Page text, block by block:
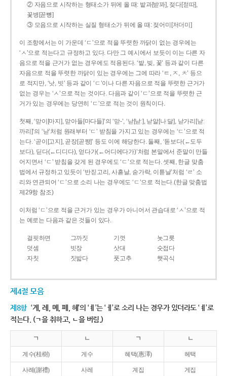
② 자음으로 시작하는 형태소가 뒤에 올 때: 밭과[받꽈], 젖다[젇따],
꽃병[꼳뼝]
③ 모음으로 시작하는 실질 형태소가 뒤에 올 때: 젖어미[저더미]
이 조항에서는 이 가운데 ‘ㄷ’으로 적을 뚜렷한 까닭이 없는 경우에는
‘ㅅ’으로 적는다고 규정하고 있다. 다만 그 예시에서 보듯이 이는 다른 자
음으로 적을 근거가 없는 경우에도 적용된다. ‘밭, 빚, 꽃’ 등과 같이 다른
자음으로 적을 뚜렷한 까닭이 있는 경우에는 그에 따라 ‘ㅌ, ㅈ, ㅊ’ 등으
로 적지만, ‘낫, 빗’ 등과 같이 ‘ㄷ’이나 다른 자음으로 적을 뚜렷한 근거가
없는 경우는 ‘ㅅ’으로 적는 것이다. 다음과 같이 ‘ㄷ’으로 적을 뚜렷한 근
거가 있는 경우에는 당연히 ‘ㄷ’으로 적는 것이 원칙이다.
첫째, ‘맏이[마지], 맏아들[마다들]’의 ‘맏-’, ‘낟[낟ː], 낟알[나ː달], 낟가리[낟ː
까리]’의 ‘낟’처럼 원래부터 ‘ㄷ’ 받침을 가지고 있는 경우에는 ‘ㄷ’으로 적
는다. ‘곧이[고지], 곧장[곧짱]’ 등도 이에 해당한다. 둘째, ‘돋보다(←도두
보다), 딛다(←디디다), 얻다가(←어디에다가)’처럼 본말에서 준말이 만들
어지면서 ‘ㄷ’ 받침을 갖게 된 경우에도 ‘ㄷ’으로 적는다. 셋째, 한글 맞춤
법에서 규정하고 있듯이 ‘반짇고리, 사흗날, 숟가락, 이튿날’처럼 ‘ㄹ’ 소
리와 연관되어 ‘ㄷ’으로 소리 나는 경우에도 ‘ㄷ’으로 적는다.(한글 맞춤법
제29항 참조)
이처럼 ‘ㄷ’으로 적을 근거가 있는 경우가 아니어서 관습대로 ‘ㅅ’으로 적
는 예로는 다음과 같은 것들이 있다.
걸핏하면 그까짓 기껏
놋그릇
덧셈
빗장 삿대
숫접다
자칫
짓밟다 풋고추 햇곡식
제4절 모음
제8항 ‘계, 례, 몌, 폐, 혜’의 ‘ㅖ’는 ‘ㅔ’로 소리 나는 경우가 있더라도 ‘ㅖ’로
적는다. (ㄱ을 취하고, ㄴ을 버림.)
ㄱ ㄴ ㄱ ㄴ
계수(桂樹) 게수 혜택(惠澤) 헤택
사례(謝禮) 사레 계집 게집